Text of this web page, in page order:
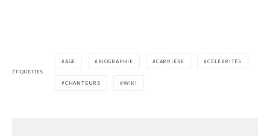
ÉTIQUETTES
AGE BIOGRAPHIE CARRIÈRE CÉLÉBRITÉS
CHANTEURS WIKI